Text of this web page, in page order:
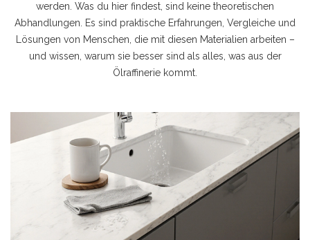
werden. Was du hier findest, sind keine theoretischen
Abhandlungen. Es sind praktische Erfahrungen, Vergleiche und
Lösungen von Menschen, die mit diesen Materialien arbeiten –
und wissen, warum sie besser sind als alles, was aus der
Ölraffinerie kommt.